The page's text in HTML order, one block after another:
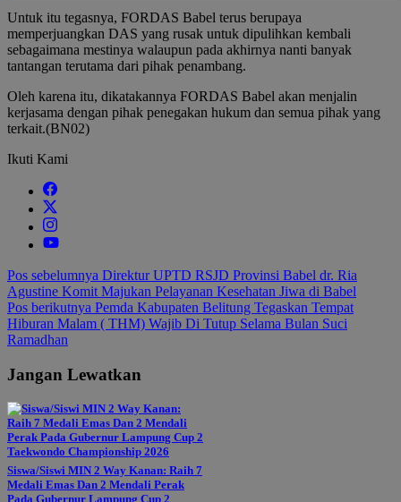
Untuk itu tegasnya, FORDAS Babel terus berupaya
memperjuangkan DAS yang rusak untuk dipulihkan kembali
sebagaimana mestinya walaupun pada akhirnya nanti banyak
tantangan terutama dari pihak penambang.
Oleh karena itu, dikatakannya FORDAS Babel akan menjalin
kerjasama dengan pihak penegakan hukum dan semua pihak yang
terkait.(BN02)
Ikuti Kami
Navigasi
pos
Pos sebelumnya Direktur UPTD RSJD Provinsi Babel dr. Ria
Agustine Komit Majukan Pelayanan Kesehatan Jiwa di Babel
Pos berikutnya Pemda Kabupaten Belitung Tegaskan Tempat
Hiburan Malam ( THM) Wajib Di Tutup Selama Bulan Suci
Ramadhan
Jangan Lewatkan
Siswa/Siswi MIN 2 Way Kanan: Raih 7
Medali Emas Dan 2 Mendali Perak
Pada Gubernur Lampung Cup 2